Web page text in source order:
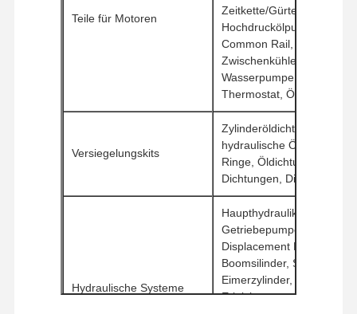
Ersatzteile für Bagger
Teile für Motoren
Zeitkette/Gürtel,
Hochdruckölpumpe,
Common Rail, Turbolader,
Wasserpumpe, Heizkörper,
Thermostat, Ölpumpe
Versiegelungskits
Zylinderöldichtungen,
hydraulische
Ringe, Öldichtungsringe,
Dichtungen,
Hydraulische Systeme
Haupthydraulikpumpe,
Getriebepumpe, Variable
Displacement Pumpe,
Boomsilinder,
Eimerzylinder,
Erleichterungsventil,